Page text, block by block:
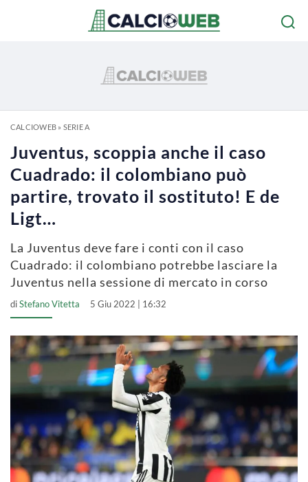
CALCIOWEB» SERIE A
Juventus, scoppia anche il caso
Cuadrado: il colombiano può
partire, trovato il sostituto! E de
Ligt…
La Juventus deve fare i conti con il caso
Cuadrado: il colombiano potrebbe lasciare la
Juventus nella sessione di mercato in corso
diStefano Vitetta 5 Giu 2022 | 16:32